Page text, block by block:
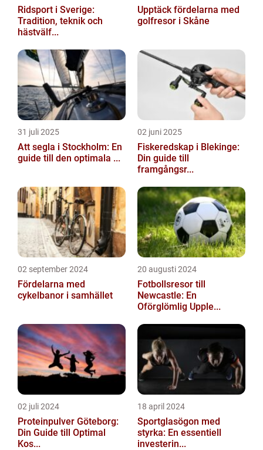
Ridsport i Sverige:
Tradition, teknik och
hästvälf...
Upptäck fördelarna med
golfresor i Skåne
31 juli 2025
Att segla i Stockholm: En
guide till den optimala ...
02 juni 2025
Fiskeredskap i Blekinge:
Din guide till
framgångsr...
02 september 2024
Fördelarna med
cykelbanor i samhället
20 augusti 2024
Fotbollsresor till
Newcastle: En
Oförglömlig Upple...
02 juli 2024
Proteinpulver Göteborg:
Din Guide till Optimal
Kos...
18 april 2024
Sportglasögon med
styrka: En essentiell
investerin...